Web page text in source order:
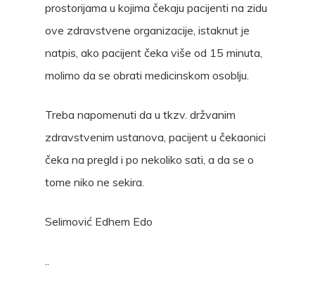
prostorijama u kojima čekaju pacijenti na zidu
ove zdravstvene organizacije, istaknut je
natpis, ako pacijent čeka više od 15 minuta,
molimo da se obrati medicinskom osoblju.
Treba napomenuti da u tkzv. držvanim
zdravstvenim ustanova, pacijent u čekaonici
čeka na pregld i po nekoliko sati, a da se o
tome niko ne sekira.
Selimović Edhem Edo
..